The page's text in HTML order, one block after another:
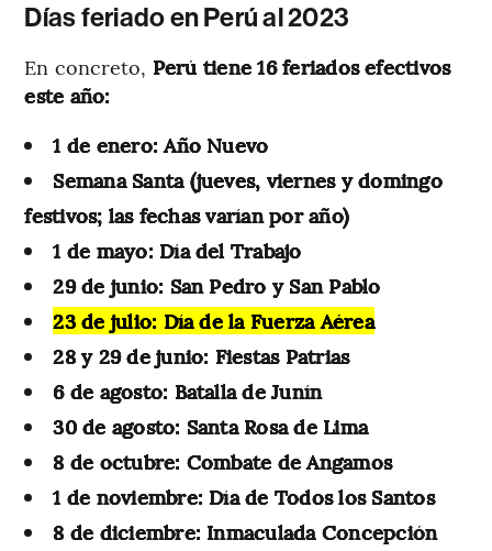
Días feriado en Perú al 2023
En concreto, Perú tiene 16 feriados efectivos
este año:
1 de enero: Año Nuevo
Semana Santa (jueves, viernes y domingo
festivos; las fechas varían por año)
1 de mayo: Día del Trabajo
29 de junio: San Pedro y San Pablo
23 de julio: Día de la Fuerza Aérea
28 y 29 de junio: Fiestas Patrias
6 de agosto: Batalla de Junín
30 de agosto: Santa Rosa de Lima
8 de octubre: Combate de Angamos
1 de noviembre: Día de Todos los Santos
8 de diciembre: Inmaculada Concepción